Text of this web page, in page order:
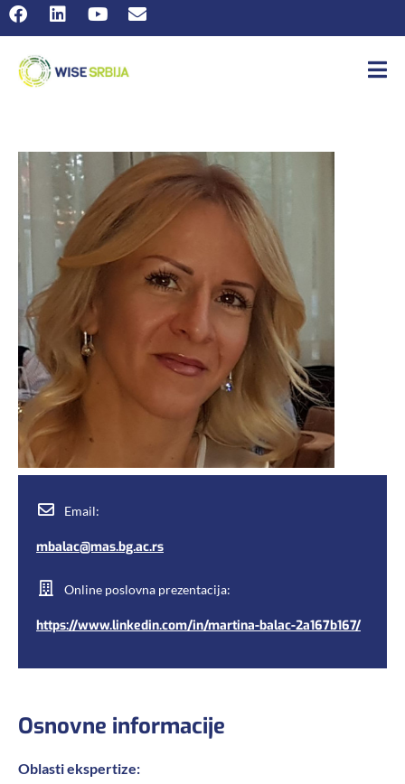
Email:
mbalac@mas.bg.ac.rs
Online poslovna prezentacija:
https://www.linkedin.com/in/martina-balac-2a167b167/
Osnovne informacije
Oblasti ekspertize: